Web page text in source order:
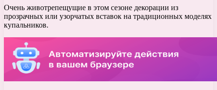
Очень животрепещущие в этом сезоне декорации из
прозрачных или узорчатых вставок на традиционных моделях
купальников.